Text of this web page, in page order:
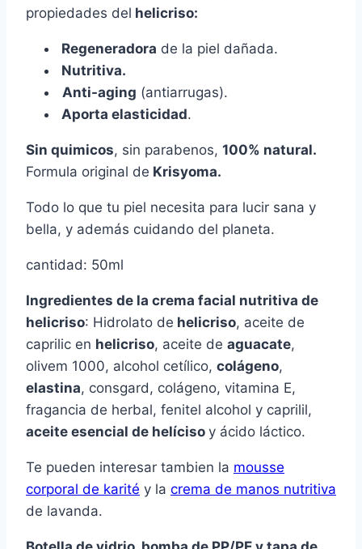
propiedades del helicriso:
Regeneradora de la piel dañada.
Nutritiva.
Anti-aging (antiarrugas).
Aporta elasticidad.
Sin quimicos, sin parabenos, 100% natural.
Formula original de Krisyoma.
Todo lo que tu piel necesita para lucir sana y
bella, y además cuidando del planeta.
cantidad: 50ml
Ingredientes de la crema facial nutritiva de
helicriso: Hidrolato de helicriso, aceite de
caprilic en helicriso, aceite de aguacate,
olivem 1000, alcohol cetílico, colágeno,
elastina, consgard, colágeno, vitamina E,
fragancia de herbal, fenitel alcohol y caprilil,
aceite esencial de helíciso y ácido láctico.
Te pueden interesar tambien la mousse
corporal de karité y la crema de manos nutritiva
de lavanda.